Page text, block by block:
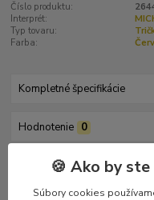
Číslo produktu:
Interprét:
Typ tovaru:
Farba:
Kompletné špecifikácie
Hodnotenie 0
Komentáre 0
🍪 Ako by
Súbory cookies